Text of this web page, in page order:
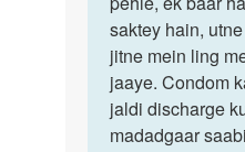
saktey hain,
jitne mein ling
jaaye. Condom
jaldi discharge
madadgaar